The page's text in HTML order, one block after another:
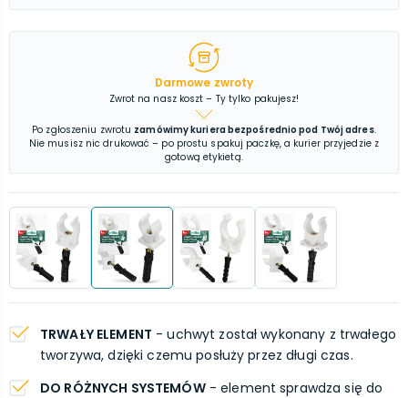
Darmowe zwroty
Zwrot na nasz koszt – Ty tylko pakujesz!
Po zgłoszeniu zwrotu zamówimy kuriera bezpośrednio pod Twój adres.
Nie musisz nic drukować – po prostu spakuj paczkę, a kurier przyjedzie z
gotową etykietą.
TRWAŁY ELEMENT - uchwyt został wykonany z trwałego
tworzywa, dzięki czemu posłuży przez długi czas.
DO RÓŻNYCH SYSTEMÓW- element sprawdza się do